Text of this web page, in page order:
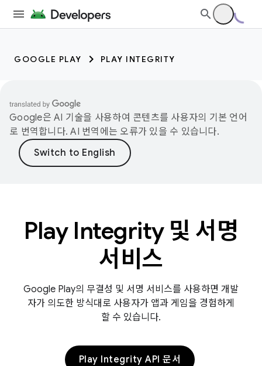
GOOGLE PLAY PLAY INTEGRITY
Google은 AI 기술을 사용하여 콘텐츠를 사용자의 기본 언어
로 번역합니다. AI 번역에는 오류가 있을 수 있습니다.
Play Integrity 및 서명
서비스
Google Play의 무결성 및 서명 서비스를 사용하면 개발
자가 의도한 방식대로 사용자가 앱과 게임을 경험하게
할 수 있습니다.
Play Integrity API 문서